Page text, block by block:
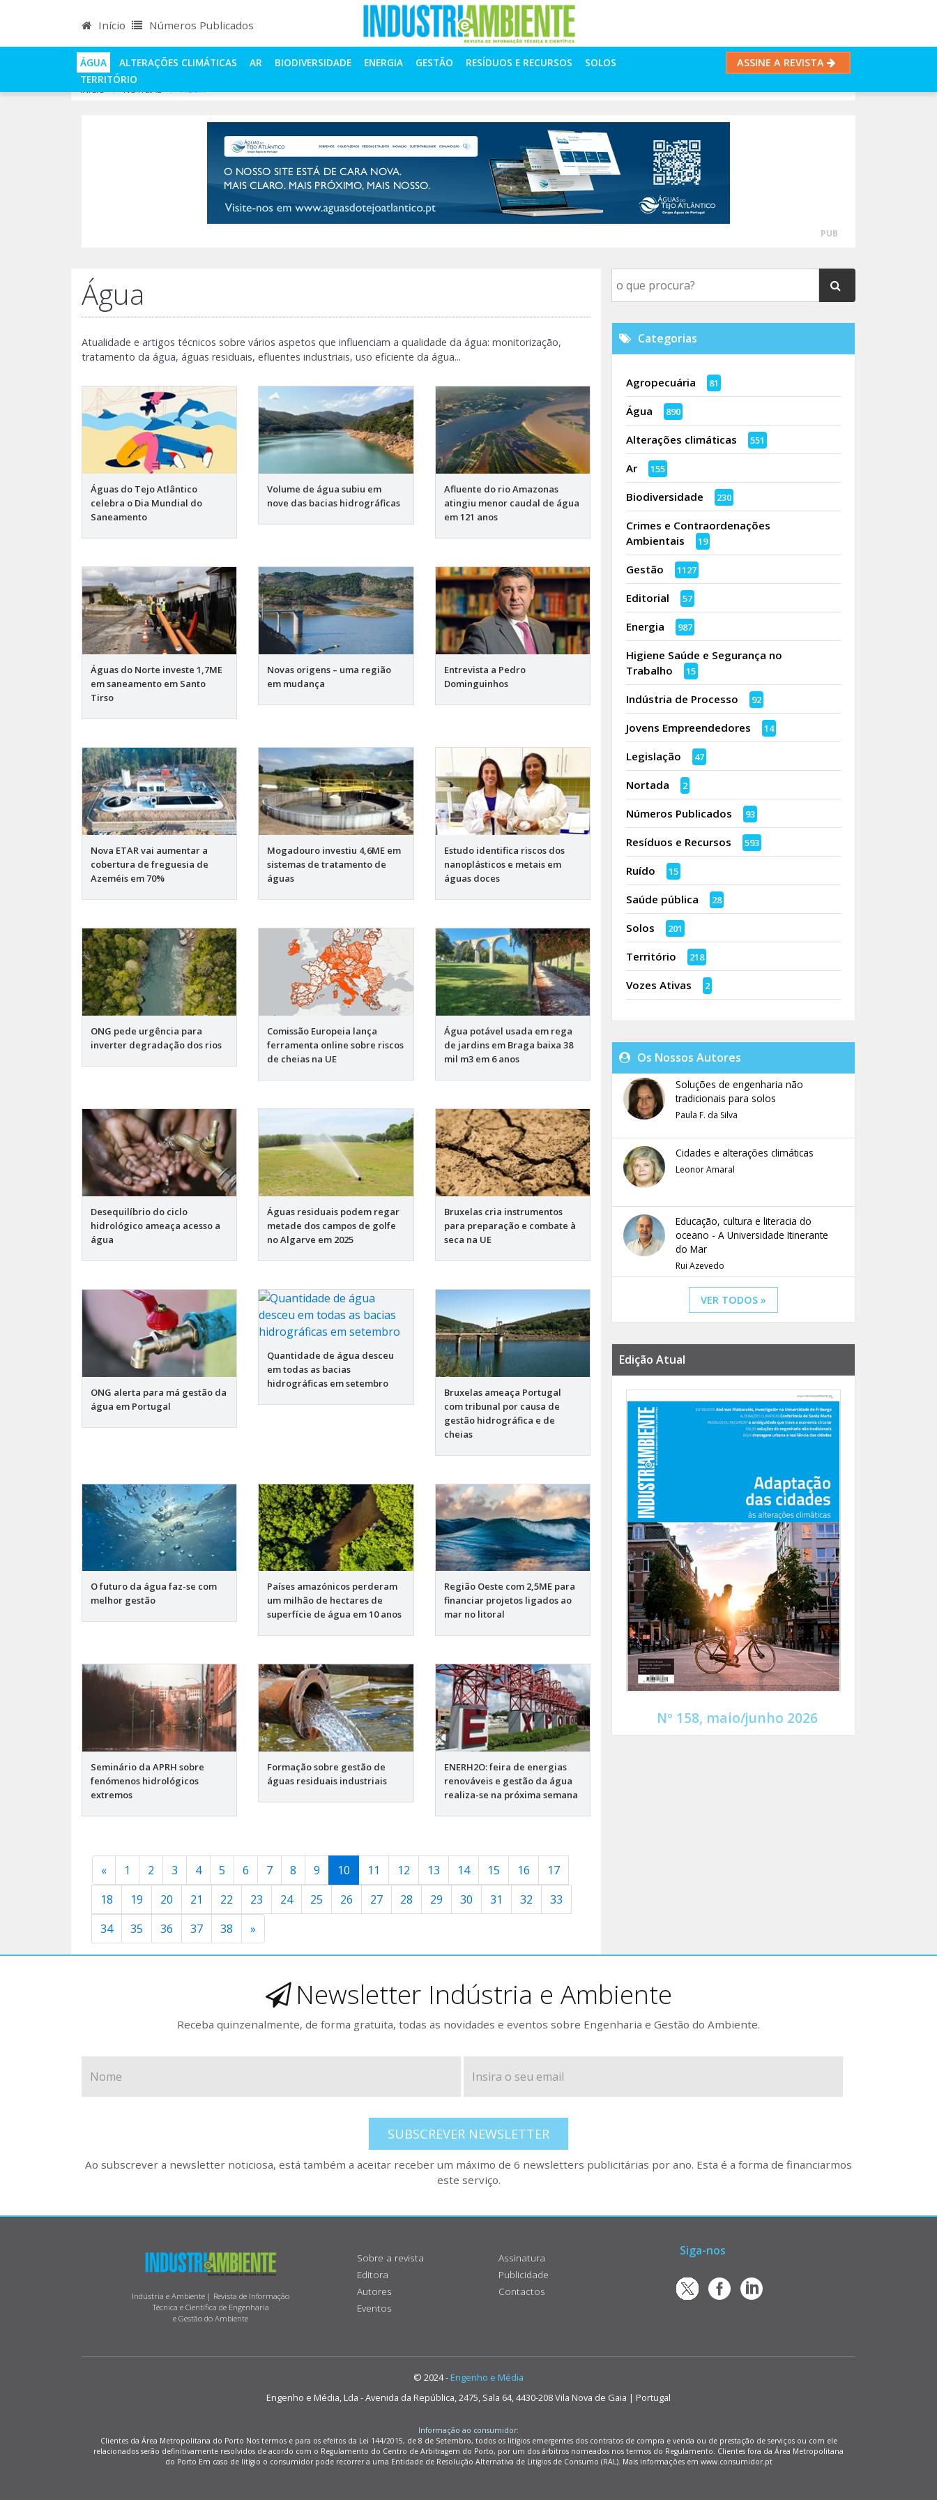
Início Números Publicados
ÁGUA ALTERAÇÕES CLIMÁTICAS AR BIODIVERSIDADE ENERGIA GESTÃO RESÍDUOS E RECURSOS
SOLOS
TERRITÓRIO
ASSINE A REVISTA
INÍCIO NOTÍCIAS ÁGUA
PUB
Água
Atualidade e artigos técnicos sobre vários aspetos que influenciam a qualidade da água: monitorização,
tratamento da água, águas residuais, efluentes industriais, uso eficiente da água...
Águas do Tejo Atlântico
celebra o Dia Mundial do
Saneamento
Volume de água subiu em
nove das bacias hidrográficas
Afluente do rio Amazonas
atingiu menor caudal de água
em 121 anos
Águas do Norte investe 1,7ME
em saneamento em Santo
Tirso
Novas origens – uma região
em mudança
Entrevista a Pedro
Dominguinhos
Nova ETAR vai aumentar a
cobertura de freguesia de
Azeméis em 70%
Mogadouro investiu 4,6ME em
sistemas de tratamento de
águas
Estudo identifica riscos dos
nanoplásticos e metais em
águas doces
ONG pede urgência para
inverter degradação dos rios
Comissão Europeia lança
ferramenta online sobre riscos
de cheias na UE
Água potável usada em rega
de jardins em Braga baixa 38
mil m3 em 6 anos
Desequilíbrio do ciclo
hidrológico ameaça acesso a
água
Águas residuais podem regar
metade dos campos de golfe
no Algarve em 2025
Bruxelas cria instrumentos
para preparação e combate à
seca na UE
ONG alerta para má gestão da
água em Portugal
Quantidade de água desceu
em todas as bacias
hidrográficas em setembro
Bruxelas ameaça Portugal
com tribunal por causa de
gestão hidrográfica e de
cheias
O futuro da água faz-se com
melhor gestão
Países amazónicos perderam
um milhão de hectares de
superfície de água em 10 anos
Região Oeste com 2,5ME para
financiar projetos ligados ao
mar no litoral
Seminário da APRH sobre
fenómenos hidrológicos
extremos
Formação sobre gestão de
águas residuais industriais
ENERH2O: feira de energias
renováveis e gestão da água
realiza-se na próxima semana
« 1 2 3 4 5 6 7 8 9 10 11 12 13 14 15 16
17
18
19 20 21 22 23 24 25 26 27 28 29 30 31 32
33
34
35 36 37 38 »
Categorias
Agropecuária 81
Água 890
Alterações climáticas 551
Ar 155
Biodiversidade 230
Crimes e Contraordenações
Ambientais
19
Gestão 1127
Editorial 57
Energia 987
Higiene Saúde e Segurança no
Trabalho
15
Indústria de Processo 92
Jovens Empreendedores 14
Legislação 47
Nortada 2
Números Publicados 93
Resíduos e Recursos 593
Ruído 15
Saúde pública 28
Solos 201
Território 218
Vozes Ativas 2
Os Nossos Autores
Soluções de engenharia não
tradicionais para solos
Paula F. da Silva
Cidades e alterações climáticas
Leonor Amaral
Educação, cultura e literacia do
oceano - A Universidade Itinerante
do Mar
Rui Azevedo
VER TODOS »
Edição Atual
Nº 158, maio/junho 2026
Newsletter Indústria e Ambiente
Receba quinzenalmente, de forma gratuita, todas as novidades e eventos sobre Engenharia e Gestão do Ambiente.
SUBSCREVER NEWSLETTER
Ao subscrever a newsletter noticiosa, está também a aceitar receber um máximo de 6 newsletters publicitárias por ano. Esta é a forma de financiarmos
este serviço.
Indústria e Ambiente | Revista de Informação
Técnica e Científica de Engenharia
e Gestão do Ambiente
Sobre a revista
Editora
Autores
Eventos
Assinatura
Publicidade
Contactos
Siga-nos
© 2024 - Engenho e Média
Engenho e Média, Lda - Avenida da República, 2475, Sala 64, 4430-208 Vila Nova de Gaia | Portugal
Informação ao consumidor:
Clientes da Área Metropolitana do Porto Nos termos e para os efeitos da Lei 144/2015, de 8 de Setembro, todos os litígios emergentes dos contratos de compra e venda ou de prestação de serviços ou com ele
relacionados serão definitivamente resolvidos de acordo com o Regulamento do Centro de Arbitragem do Porto, por um dos árbitros nomeados nos termos do Regulamento. Clientes fora da Área Metropolitana
do Porto Em caso de litígio o consumidor pode recorrer a uma Entidade de Resolução Alternativa de Litígios de Consumo (RAL). Mais informações em www.consumidor.pt